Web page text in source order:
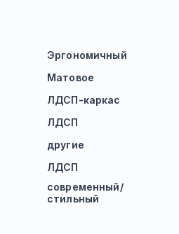
Эргономичный
Матовое
ЛДСП-каркас
ЛДСП
другие
ЛДСП
современный/
стильный